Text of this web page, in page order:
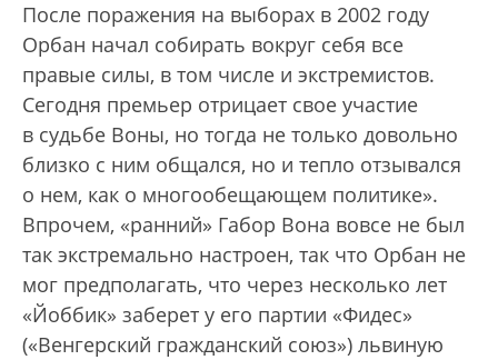
После поражения на выборах в 2002 году
Орбан начал собирать вокруг себя все
правые силы, в том числе и экстремистов.
Сегодня премьер отрицает свое участие
в судьбе Воны, но тогда не только довольно
близко с ним общался, но и тепло отзывался
о нем, как о многообещающем политике».
Впрочем, «ранний» Габор Вона вовсе не был
так экстремально настроен, так что Орбан не
мог предполагать, что через несколько лет
«Йоббик» заберет у его партии «Фидес»
(«Венгерский гражданский союз») львиную